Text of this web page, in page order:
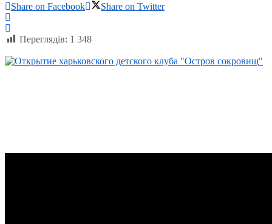
Share on Facebook
Share on Twitter
Переглядів: 1 348